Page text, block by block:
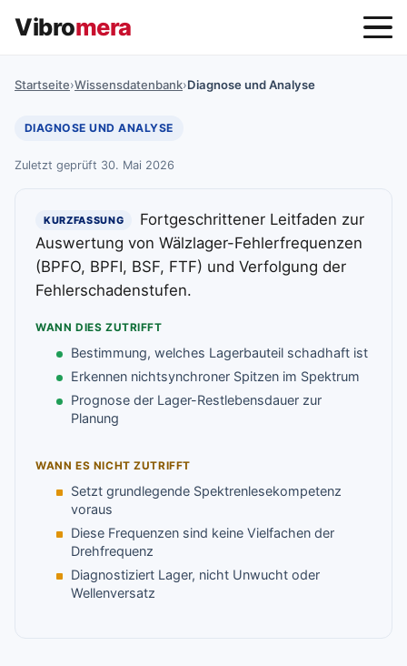
Vibromera
Startseite›Wissensdatenbank›Diagnose und Analyse
DIAGNOSE UND ANALYSE
Zuletzt geprüft 30. Mai 2026
KURZFASSUNG
Fortgeschrittener Leitfaden zur
Auswertung von Wälzlager-Fehlerfrequenzen
(BPFO, BPFI, BSF, FTF) und Verfolgung der
Fehlerschadenstufen.
WANN DIES ZUTRIFFT
Bestimmung, welches Lagerbauteil schadhaft ist
Erkennen nichtsynchroner Spitzen im Spektrum
Prognose der Lager-Restlebensdauer zur
Planung
WANN ES NICHT ZUTRIFFT
Setzt grundlegende Spektrenlesekompetenz
voraus
Diese Frequenzen sind keine Vielfachen der
Drehfrequenz
Diagnostiziert Lager, nicht Unwucht oder
Wellenversatz